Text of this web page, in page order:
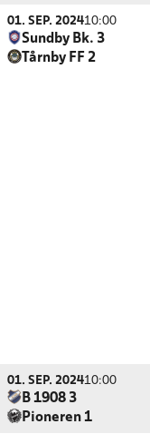
01. SEP. 202410:00
Sundby Bk. 3
Tårnby FF 2
01. SEP. 202410:00
B 1908 3
Pioneren 1